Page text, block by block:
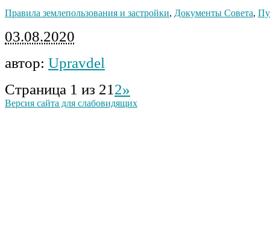
Правила землепользования и застройки, Документы Совета,
03.08.2020
автор: Upravdel
Страница 1 из 21 2»
Версия сайта для слабовидящих